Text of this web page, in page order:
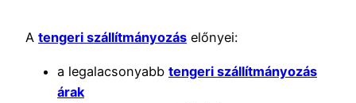
A tengeri szállítmányozás előnyei:
a legalacsonyabb tengeri szállítmányozás
árak